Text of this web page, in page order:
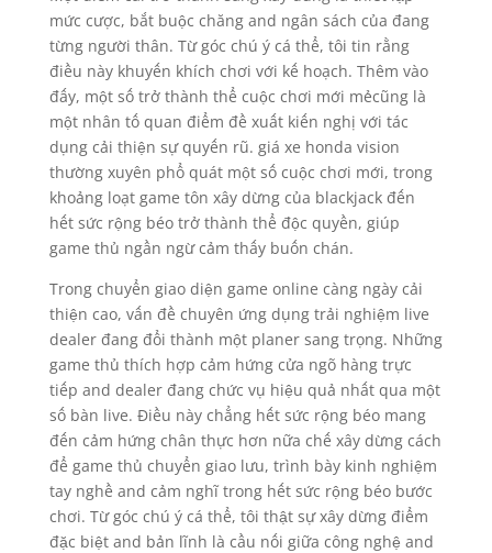
mức cược, bắt buộc chăng and ngân sách của đang
từng người thân. Từ góc chú ý cá thể, tôi tin rằng
điều này khuyến khích chơi với kế hoạch. Thêm vào
đấy, một số trở thành thể cuộc chơi mới mẻcũng là
một nhân tố quan điểm đề xuất kiến nghị với tác
dụng cải thiện sự quyến rũ. giá xe honda vision
thường xuyên phổ quát một số cuộc chơi mới, trong
khoảng loạt game tôn xây dừng của blackjack đến
hết sức rộng béo trở thành thể độc quyền, giúp
game thủ ngần ngừ cảm thấy buốn chán.
Trong chuyển giao diện game online càng ngày cải
thiện cao, vấn đề chuyên ứng dụng trải nghiệm live
dealer đang đổi thành một planer sang trọng. Những
game thủ thích hợp cảm hứng cửa ngõ hàng trực
tiếp and dealer đang chức vụ hiệu quả nhất qua một
số bàn live. Điều này chẳng hết sức rộng béo mang
đến cảm hứng chân thực hơn nữa chế xây dừng cách
để game thủ chuyển giao lưu, trình bày kinh nghiệm
tay nghề and cảm nghĩ trong hết sức rộng béo bước
chơi. Từ góc chú ý cá thể, tôi thật sự xây dừng điểm
đặc biệt and bản lĩnh là cầu nối giữa công nghệ and